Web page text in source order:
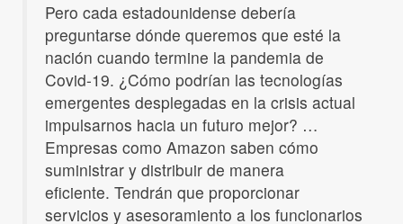
Pero cada estadounidense debería
preguntarse dónde queremos que esté la
nación cuando termine la pandemia de
Covid-19. ¿Cómo podrían las tecnologías
emergentes desplegadas en la crisis actual
impulsarnos hacia un futuro mejor? …
Empresas como Amazon saben cómo
suministrar y distribuir de manera
eficiente. Tendrán que proporcionar
servicios y asesoramiento a los funcionarios